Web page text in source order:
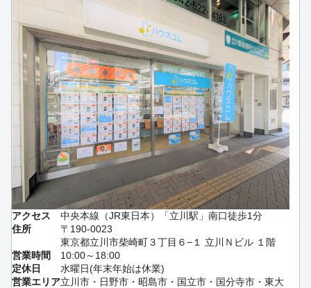
アクセス
中央本線（JR東日本）「立川駅」南口徒歩1分
住所
〒190-0023
東京都立川市柴崎町３丁目６−１ 立川Ｎビル １階
営業時間
10:00～18:00
定休日
水曜日(年末年始は休業)
営業エリア立川市・日野市・昭島市・国立市・国分寺市・東大